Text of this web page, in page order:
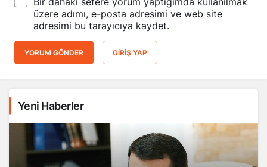
üzere adımı, e-posta adresimi ve web site
adresimi bu tarayıcıya kaydet.
YORUM GÖNDER GIRIŞ YAP
Yeni Haberler